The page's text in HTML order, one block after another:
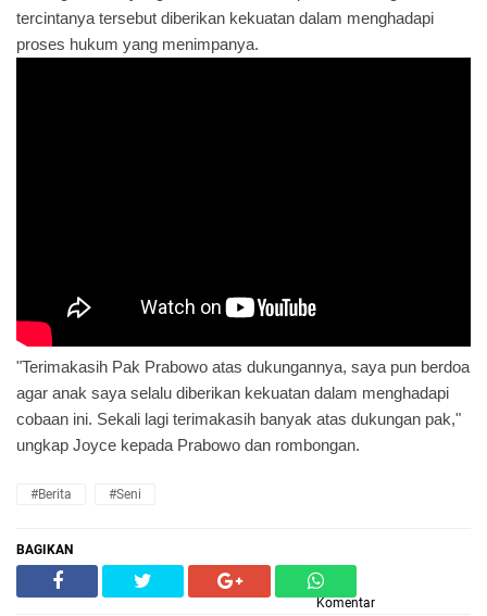
tercintanya tersebut diberikan kekuatan dalam menghadapi
proses hukum yang menimpanya.
"Terimakasih Pak Prabowo atas dukungannya, saya pun berdoa
agar anak saya selalu diberikan kekuatan dalam menghadapi
cobaan ini. Sekali lagi terimakasih banyak atas dukungan pak,"
ungkap Joyce kepada Prabowo dan rombongan.
#Berita #Seni
BAGIKAN
Komentar